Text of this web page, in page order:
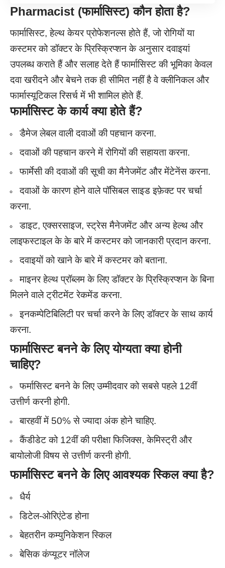
Pharmacist (फार्मासिस्ट) कौन होताहै?
फार्मासिस्ट, हेल्थ केयर प्रोफेशनल्स होते हैं, जो रोगियों या
कस्टमर को डॉक्टर के प्रिस्क्रिप्शन के अनुसार दवाइयां
उपलब्ध कराते हैं और सलाह देते हैं फार्मासिस्ट की भूमिका केवल
दवा खरीदने और बेचने तक ही सीमित नहीं है वे क्लीनिकल और
फार्मास्यूटिकल रिसर्च में भी शामिल होते हैं.
फार्मासिस्ट के कार्य क्या होते हैं?
डैमेज लेबल वाली दवाओं की पहचान करना.
दवाओं की पहचान करने में रोगियों की सहायता करना.
फार्मेसी की दवाओं की सूची का मैनेजमेंट और मेंटेनेंस करना.
दवाओं के कारण होने वाले पॉसिबल साइड इफ़ेक्ट पर चर्चा
करना.
डाइट, एक्सरसाइज, स्ट्रेस मैनेजमेंट और अन्य हेल्थ और
लाइफस्टाइल के के बारे में कस्टमर को जानकारी प्रदान करना.
दवाइयों को खाने के बारे में कस्टमर को बताना.
माइनर हेल्थ प्रॉब्लम के लिए डॉक्टर के प्रिस्क्रिप्शन के बिना
मिलने वाले ट्रीटमेंट रेकमेंड करना.
इनकम्पेटिबिलिटी पर चर्चा करने के लिए डॉक्टर के साथ कार्य
करना.
फार्मासिस्ट बनने के लिए योग्यता क्या होनी
चाहिए?
फर्मासिस्ट बनने के लिए उम्मीदवार को सबसे पहले 12वीं
उत्तीर्ण करनी होगी.
बारहवीं में 50% से ज्यादा अंक होने चाहिए.
कैंडीडेट को 12वीं की परीक्षा फिजिक्स, केमिस्ट्री और
बायोलोजी विषय से उत्तीर्ण करनी होगी.
फार्मासिस्ट बनने के लिएआवश्यक स्किल क्या है?
धैर्य
डिटेल-ओरिएंटेड होना
बेहतरीन कम्युनिकेशन स्किल
बेसिक कंप्यूटर नॉलेज